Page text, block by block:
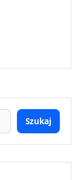
Szukaj